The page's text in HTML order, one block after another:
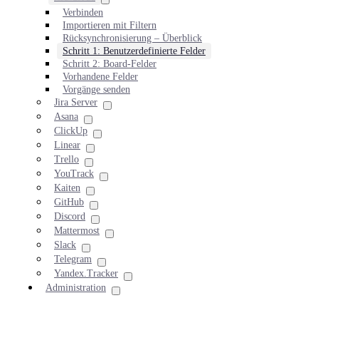
Verbinden
Importieren mit Filtern
Rücksynchronisierung – Überblick
Schritt 1: Benutzerdefinierte Felder
Schritt 2: Board-Felder
Vorhandene Felder
Vorgänge senden
Jira Server
Asana
ClickUp
Linear
Trello
YouTrack
Kaiten
GitHub
Discord
Mattermost
Slack
Telegram
Yandex.Tracker
Administration